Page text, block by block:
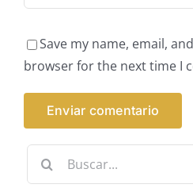
Save my name, email,
browser for the next time I
Buscar: